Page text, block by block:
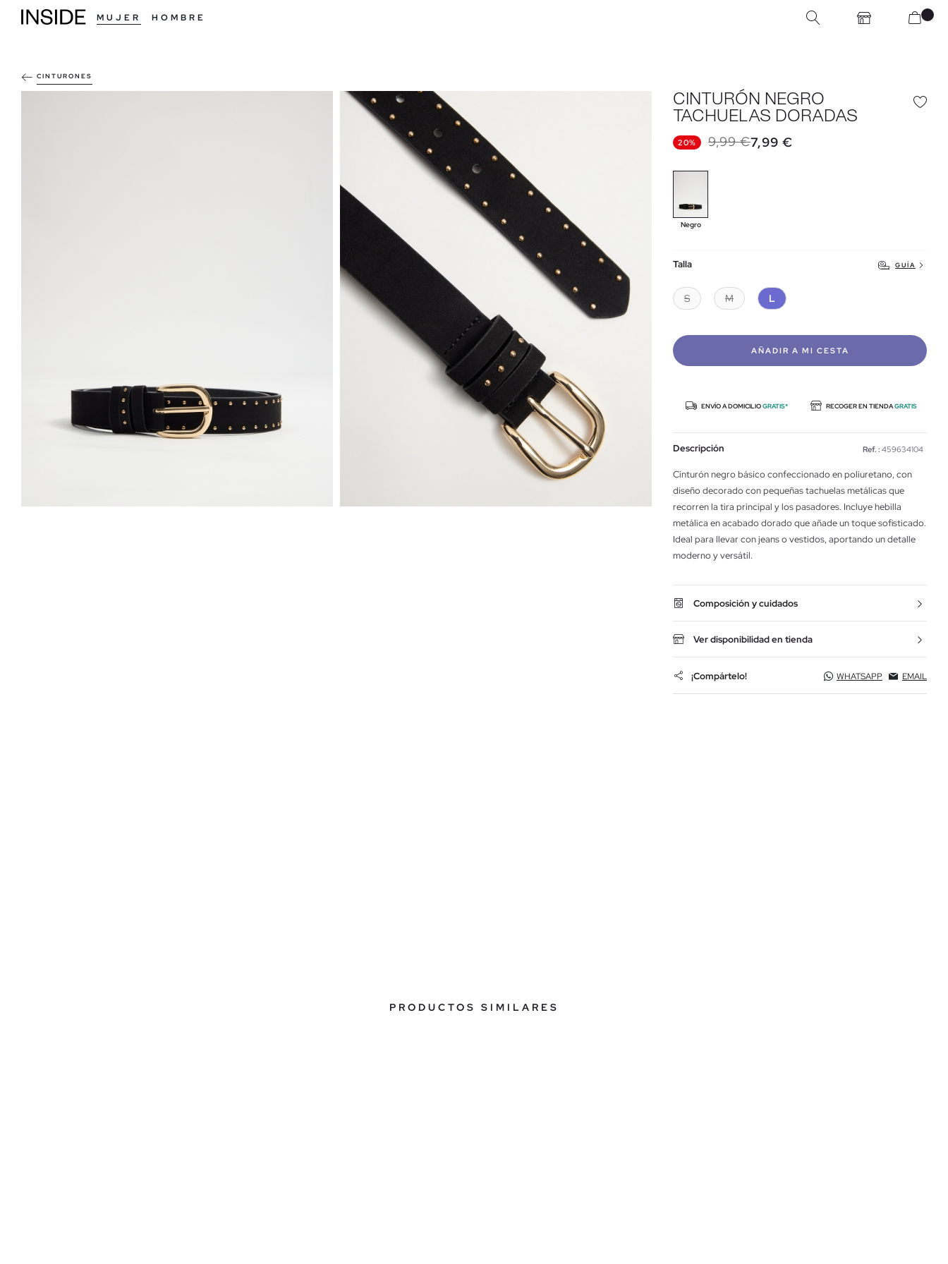
MUJER HOMBRE
CINTURONES
CINTURÓN NEGRO
TACHUELAS DORADAS
20% 9,99 €7,99 €
Negro
Talla GUÍA
S M L
AÑADIR A MI CESTA
ENVÍO A DOMICILIOGRATIS* RECOGER EN TIENDAGRATIS
Descripción Ref. : 459634104
Cinturón negro básico confeccionado en poliuretano, con
diseño decorado con pequeñas tachuelas metálicas que
recorren la tira principal y los pasadores. Incluye hebilla
metálica en acabado dorado que añade un toque sofisticado.
Ideal para llevar con jeans o vestidos, aportando un detalle
moderno y versátil.
Composición y cuidados
Ver disponibilidad en tienda
¡Compártelo! WHATSAPP EMAIL
PRODUCTOS SIMILARES